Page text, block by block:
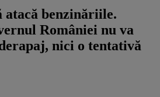
atacă benzinăriile.
României nu va
nici o tentativă